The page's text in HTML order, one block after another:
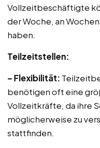
Vollzeitbeschäftigte
der Woche, an
haben.
Teilzeitstellen:
– Flexibilität:
benötigen oft eine
Vollzeitkräfte, da ihre
möglicherweise zu
stattfinden.